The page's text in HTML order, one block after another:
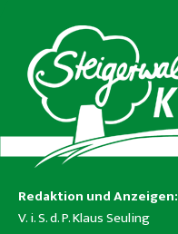
Redaktion und Anzeigen:
V. i. S. d. P. Klaus Seuling